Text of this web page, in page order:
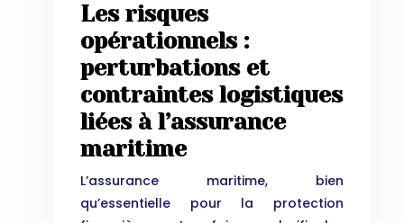
Les risques
opérationnels :
perturbations et
contraintes logistiques
liées à l’assurance
maritime
L’assurance maritime, bien
qu’essentielle pour la protection